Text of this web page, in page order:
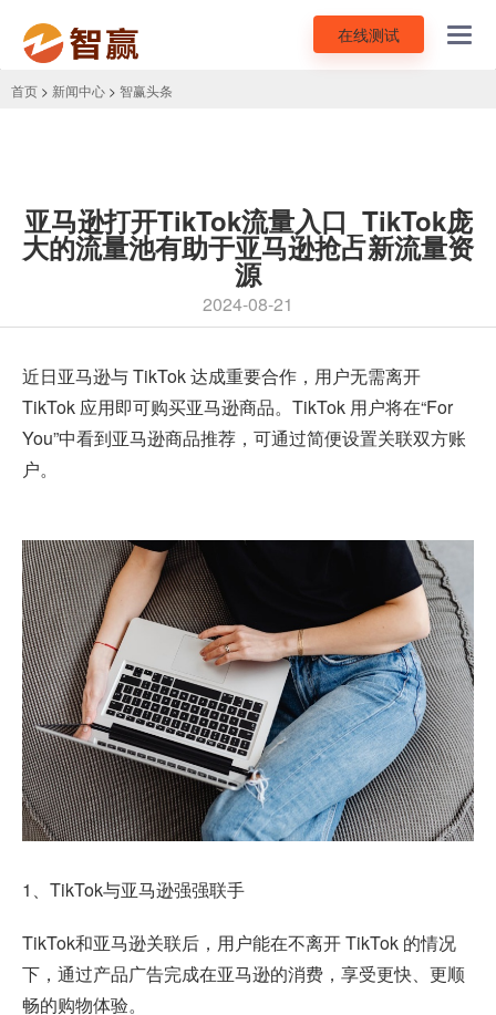
在线测试
首页 > 新闻中心 > 智赢头条
亚马逊打开TikTok流量入口_TikTok庞
大的流量池有助于亚马逊抢占新流量资
源
2024-08-21
近日亚马逊与 TikTok 达成重要合作 ，用户无需离开
TikTok 应用即可购买亚马逊商品。TikTok 用户将在“For
You”中看到亚马逊商品推荐，可通过简便设置关联双方账
户。
1、TikTok与亚马逊强强联手
TikTok和亚马逊关联后，用户能在不离开 TikTok 的情况
下，通过产品广告完成在亚马逊的消费，享受更快、更顺
畅的购物体验。